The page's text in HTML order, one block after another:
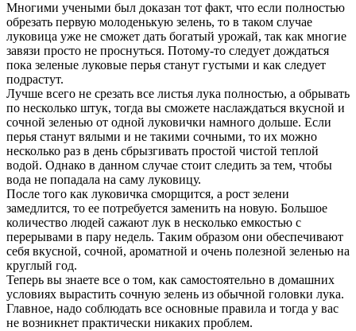
Многими учеными был доказан тот факт, что если полностью
обрезать первую молоденькую зелень, то в таком случае
луковица уже не сможет дать богатый урожай, так как многие
завязи просто не проснуться. Потому-то следует дождаться
пока зеленые луковые перья станут густыми и как следует
подрастут.
Лучше всего не срезать все листья лука полностью, а обрывать
по несколько штук, тогда вы сможете наслаждаться вкусной и
сочной зеленью от одной луковички намного дольше. Если
перья станут вялыми и не такими сочными, то их можно
несколько раз в день сбрызгивать простой чистой теплой
водой. Однако в данном случае стоит следить за тем, чтобы
вода не попадала на саму луковицу.
После того как луковичка сморщится, а рост зелени
замедлится, то ее потребуется заменить на новую. Большое
количество людей сажают лук в несколько емкостью с
перерывами в пару недель. Таким образом они обеспечивают
себя вкусной, сочной, ароматной и очень полезной зеленью на
круглый год.
Теперь вы знаете все о том, как самостоятельно в домашних
условиях вырастить сочную зелень из обычной головки лука.
Главное, надо соблюдать все основные правила и тогда у вас
не возникнет практически никаких проблем.